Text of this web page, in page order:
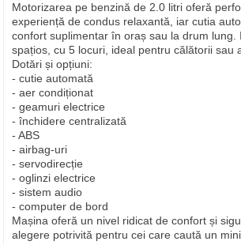
Motorizarea pe benzină de 2.0 litri oferă
experiență de condus relaxantă, iar cutia
confort suplimentar în oraș sau la drum lung.
spațios, cu 5 locuri, ideal pentru călătorii sau
Dotări și opțiuni:
- cutie automată
- aer condiționat
- geamuri electrice
- închidere centralizată
- ABS
- airbag-uri
- servodirecție
- oglinzi electrice
- sistem audio
- computer de bord
Mașina oferă un nivel ridicat de confort și
alegere potrivită pentru cei care caută un